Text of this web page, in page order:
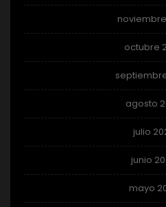
octubre
agosto
julio
junio
mayo